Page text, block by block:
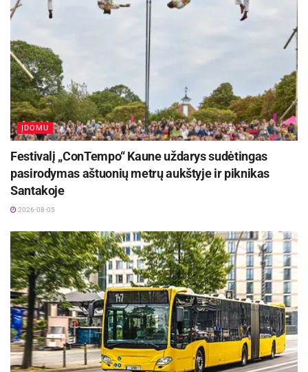
Jubiliejinė Aleksandro Vasiljevo fondo paroda
bus eksponuojama iki vasario 20 dienos
Visagino kultūros centro „Draugystė“ patalpose
(Parko g.7, Visaginas).
Žymos: Aleksandras Vasiljevas Paroda
ĮDOMU
Festivalį „ConTempo“ Kaune uždarys sudėtingas
pasirodymas aštuonių metrų aukštyje ir piknikas
Santakoje
2026-08-05